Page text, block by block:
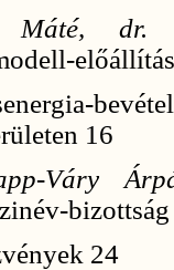
Máté,
16
Váry
24